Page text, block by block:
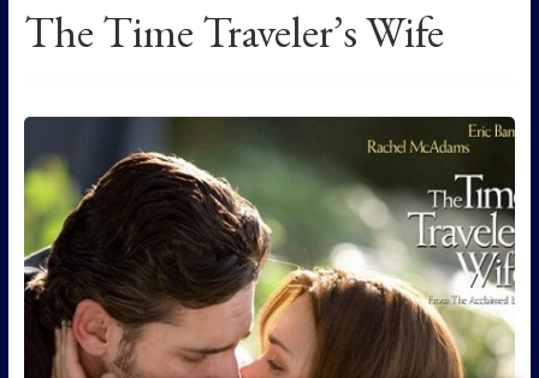
The Time Traveler’s Wife